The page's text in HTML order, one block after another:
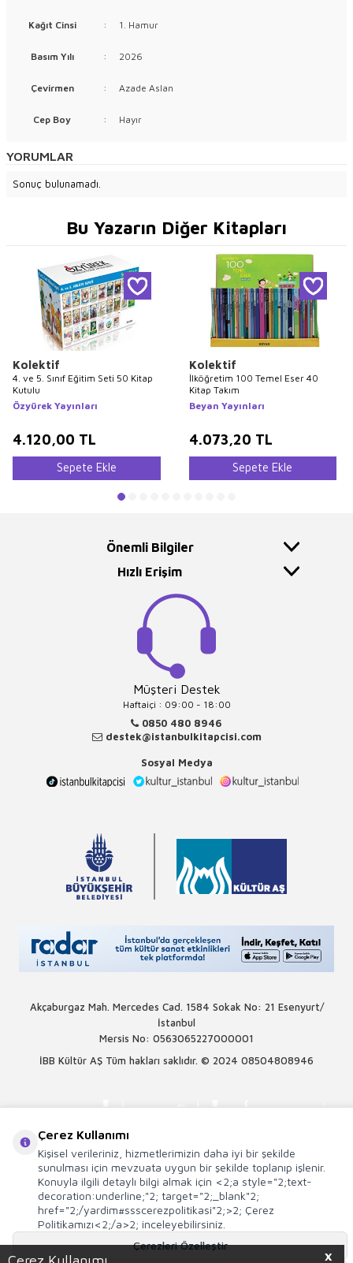
X
Kağıt Cinsi : 1. Hamur
Basım Yılı : 2026
Çevirmen : Azade Aslan
Cep Boy : Hayır
YORUMLAR
Sonuç bulunamadı.
Bu Yazarın Diğer Kitapları
Kolektif
4. ve 5. Sınıf Eğitim Seti 50 Kitap
Kutulu
Özyürek Yayınları
4.120,00 TL
Sepete Ekle
Kolektif
İlköğretim 100 Temel Eser 40
Kitap Takım
Beyan Yayınları
4.073,20 TL
Sepete Ekle
Önemli Bilgiler
Hızlı Erişim
Müşteri Destek
Haftaiçi : 09:00 - 18:00
0850 480 8946
destek@istanbulkitapcisi.com
Sosyal Medya
Akçaburgaz Mah. Mercedes Cad. 1584 Sokak No: 21 Esenyurt/
İstanbul
Mersis No: 0563065227000001
İBB Kültür AŞ Tüm hakları saklıdır. © 2024 08504808946
Çerez Kullanımı
Kişisel verileriniz, hizmetlerimizin daha iyi bir şekilde
sunulması için mevzuata uygun bir şekilde toplanıp işlenir.
Konuyla ilgili detaylı bilgi almak için <2;a style="2;text-
decoration:underline;"2; target="2;_blank"2;
href="2;/yardim#ssscerezpolitikasi"2;>2; Çerez
Politikamızı<2;/a>2; inceleyebilirsiniz.
Çerezleri Özelleştir